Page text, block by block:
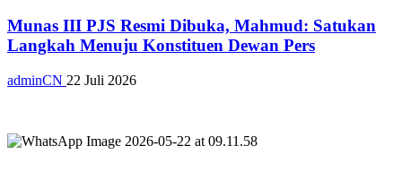
Munas III PJS Resmi Dibuka, Mahmud: Satukan
Langkah Menuju Konstituen Dewan Pers
adminCN 22 Juli 2026